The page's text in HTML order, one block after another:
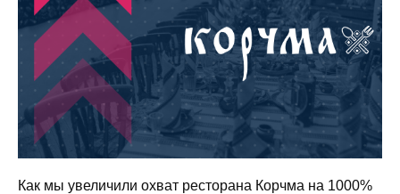
Как мы увеличили охват ресторана Корчма на 1000%